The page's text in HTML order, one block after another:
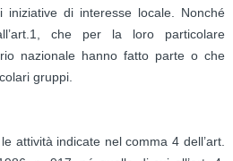
di interesse locale. Nonché
che per la loro particolare
nazionale hanno fatto parte o che
gruppi.
attività indicate nel comma 4 dell’art.